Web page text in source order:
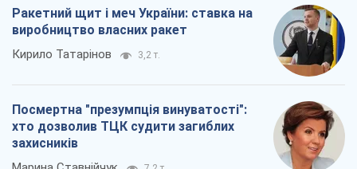
Ракетний щит і меч України: ставка на
виробництво власних ракет
Кирило Татарінов 3,2 т.
Посмертна "презумпція винуватості":
хто дозволив ТЦК судити загиблих
захисників